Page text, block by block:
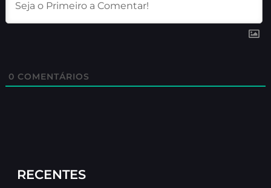
0 COMENTÁRIOS
RECENTES